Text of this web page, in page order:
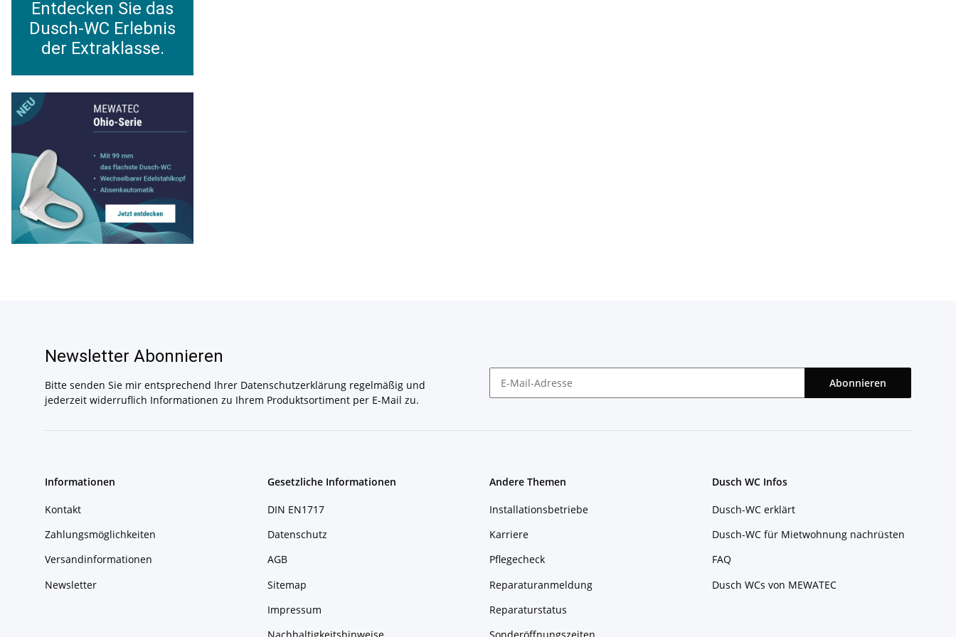
Entdecken Sie das
Dusch-WC Erlebnis
der Extraklasse.
Newsletter Abonnieren
Bitte senden Sie mir entsprechend Ihrer Datenschutzerklärung regelmäßig und
jederzeit widerruflich Informationen zu Ihrem Produktsortiment per E-Mail zu.
Abonnieren
Informationen
Kontakt
Zahlungsmöglichkeiten
Versandinformationen
Newsletter
Gesetzliche Informationen
DIN EN1717
Datenschutz
AGB
Sitemap
Impressum
Andere Themen
Installationsbetriebe
Karriere
Pflegecheck
Reparaturanmeldung
Reparaturstatus
Dusch WC Infos
Dusch-WC erklärt
Dusch-WC für Mietwohnung nachrüsten
FAQ
Dusch WCs von MEWATEC